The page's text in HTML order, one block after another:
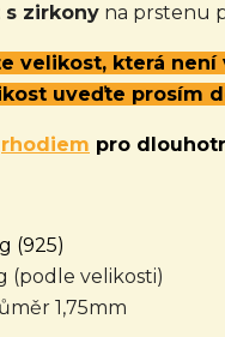
s zirkony na prstenu
velikost, která
uveďte prosím
rhodiem pro
(925)
(podle velikosti)
1,75mm